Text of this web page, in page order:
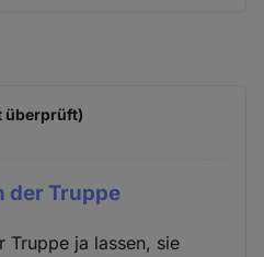
überprüft)
der Truppe
Truppe ja lassen, sie